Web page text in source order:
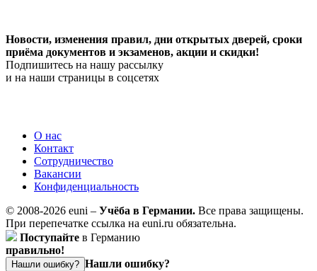
Новости, изменения правил, дни открытых дверей, сроки
приёма документов и экзаменов, акции и скидки!
Подпишитесь на нашу рассылку
и на наши страницы в соцсетях
О нас
Контакт
Сотрудничество
Вакансии
Конфиденциальность
© 2008-2026 euni – Учёба в Германии. Все права защищены.
При перепечатке ссылка на euni.ru обязательна.
Поступайте в Германию
правильно!
Нашли ошибку? Нашли ошибку?